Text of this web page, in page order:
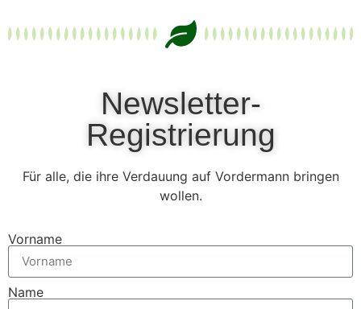
Newsletter-
Registrierung
Für alle, die ihre Verdauung auf Vordermann bringen
wollen.
Vorname
Name